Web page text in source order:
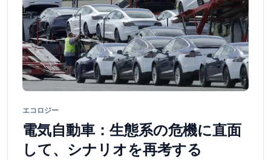
エコロジー
電気自動車：生態系の危機に直面
して、シナリオを再考する